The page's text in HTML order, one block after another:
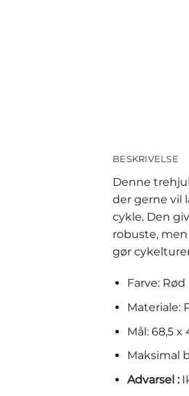
BESKRIVELSE
Denne
der gerne vil
cykle. Den
robuste,
gør
Farve: Rød
Materiale:
Mål: 68,5 x
Maksimal
Advarsel :